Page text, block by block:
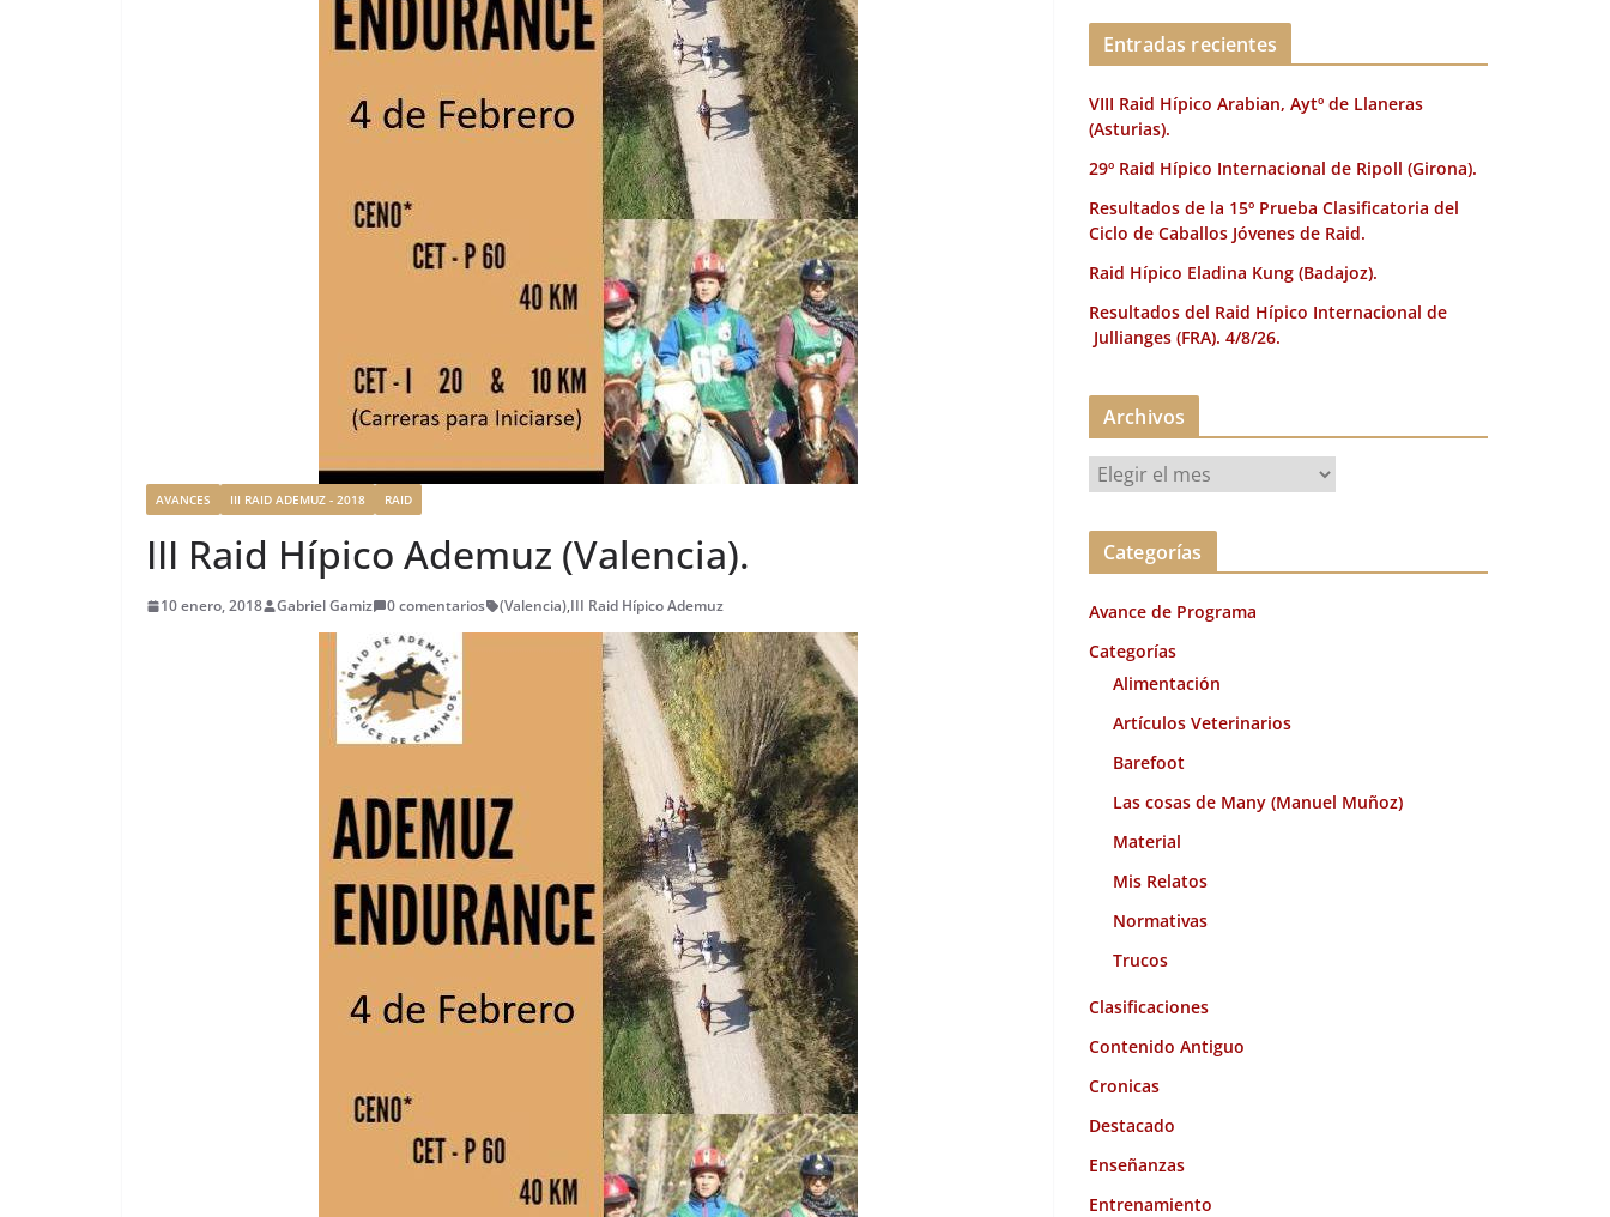
AVANCES III RAID ADEMUZ - 2018 RAID
III Raid Hípico Ademuz (Valencia).
10 enero, 2018 Gabriel Gamiz 0 comentarios (Valencia),III Raid Hípico Ademuz
Entradas recientes
VIII Raid Hípico Arabian, Aytº de Llaneras
(Asturias).
29º Raid Hípico Internacional de Ripoll (Girona).
Resultados de la 15º Prueba Clasificatoria del
Ciclo de Caballos Jóvenes de Raid.
Raid Hípico Eladina Kung (Badajoz).
Resultados del Raid Hípico Internacional de
Jullianges (FRA). 4/8/26.
Archivos
r
c
v
o
Categorías
Avance de Programa
Categorías
Alimentación
Artículos Veterinarios
Barefoot
Las cosas de Many (Manuel Muñoz)
Material
Mis Relatos
Normativas
Trucos
Clasificaciones
Contenido Antiguo
Cronicas
Destacado
Enseñanzas
Entrenamiento